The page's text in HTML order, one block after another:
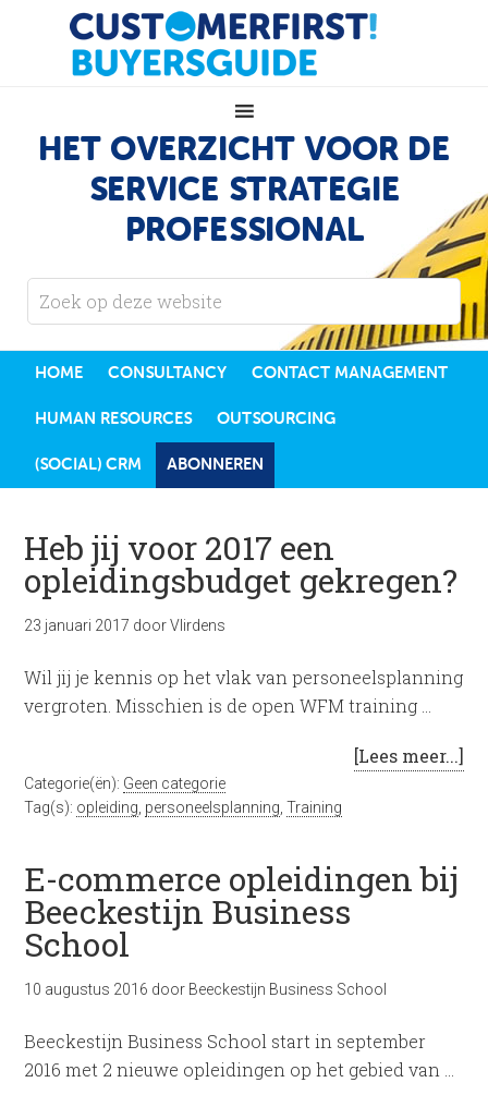
HET OVERZICHT VOOR DE
SERVICE STRATEGIE
PROFESSIONAL
HOME CONSULTANCY CONTACT MANAGEMENT
HUMAN RESOURCES OUTSOURCING
(SOCIAL) CRM ABONNEREN
Heb jij voor 2017 een
opleidingsbudget gekregen?
23 januari 2017 doorVlirdens
Wil jij je kennis op het vlak van personeelsplanning
vergroten. Misschien is de open WFM training …
[Lees meer...]
Categorie(ën): Geen categorie
Tag(s): opleiding personeelsplanning ,Training
E-commerce opleidingen bij
Beeckestijn Business
School
10 augustus 2016 door Beeckestijn Business School
Beeckestijn Business School start in september
2016 met 2 nieuwe opleidingen op het gebied van …